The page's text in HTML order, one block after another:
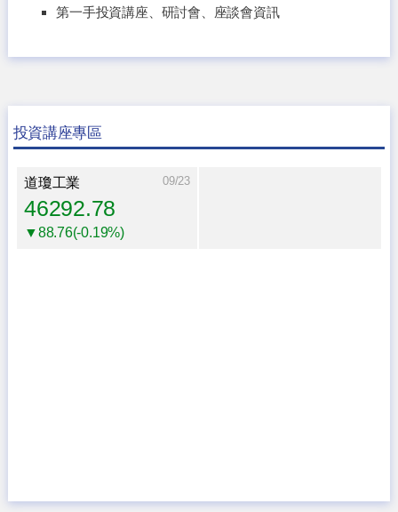
第一手投資講座、研討會、座談會資訊
投資講座專區
道瓊工業 09/23
46292.78
▼88.76(-0.19%)